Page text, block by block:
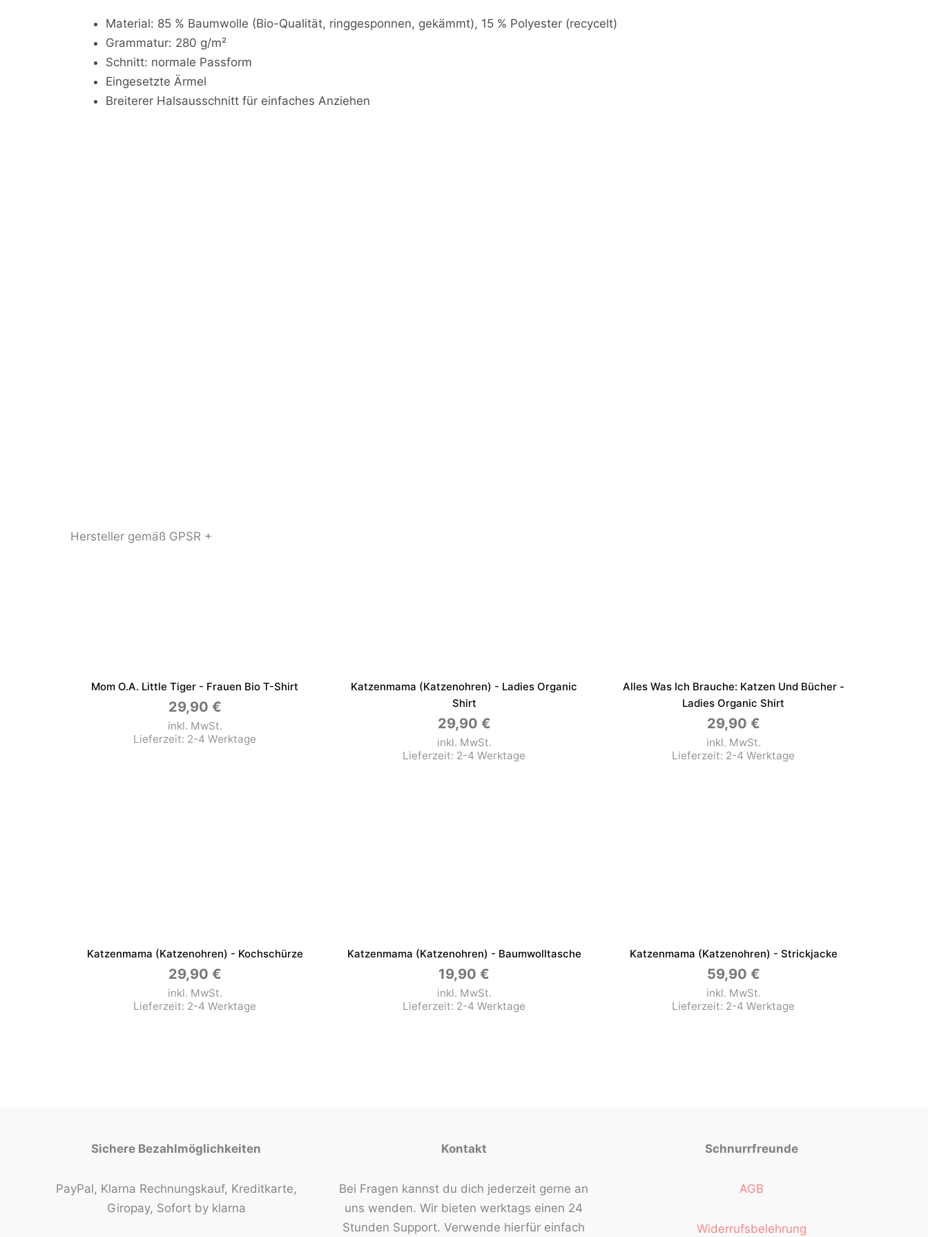
Material: 85 % Baumwolle (Bio-Qualität, ringgesponnen, gekämmt), 15 % Polyester (recycelt)
Grammatur: 280 g/m²
Schnitt: normale Passform
Eingesetzte Ärmel
Breiterer Halsausschnitt für einfaches Anziehen
Hersteller gemäß GPSR +
Mom O.a. Little Tiger - Frauen Bio T-Shirt
29,90 €
inkl. MwSt.
Lieferzeit: 2-4 Werktage
Katzenmama (Katzenohren) - Ladies Organic
Shirt
29,90 €
inkl. MwSt.
Lieferzeit: 2-4 Werktage
Alles Was Ich Brauche: Katzen Und Bücher -
Ladies Organic Shirt
29,90 €
inkl. MwSt.
Lieferzeit: 2-4 Werktage
Katzenmama (Katzenohren) - Kochschürze
29,90 €
inkl. MwSt.
Lieferzeit: 2-4 Werktage
Katzenmama (Katzenohren) - Baumwolltasche
19,90 €
inkl. MwSt.
Lieferzeit: 2-4 Werktage
Katzenmama (Katzenohren) - Strickjacke
59,90 €
inkl. MwSt.
Lieferzeit: 2-4 Werktage
Sichere Bezahlmöglichkeiten
PayPal, Klarna Rechnungskauf, Kreditkarte,
Giropay, Sofort by klarna
Kontakt
Bei Fragen kannst du dich jederzeit gerne an
uns wenden. Wir bieten werktags einen 24
Stunden Support. Verwende hierfür einfach
Schnurrfreunde
AGB
Widerrufsbelehrung